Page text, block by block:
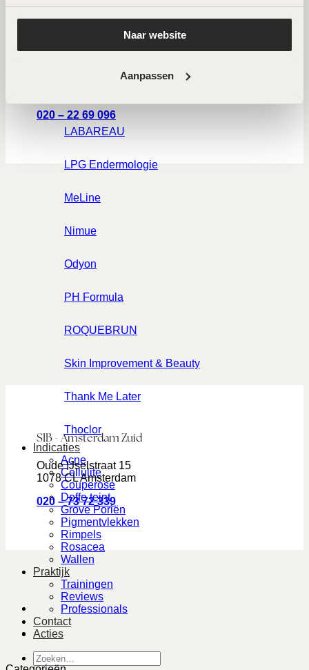
Naar website
Aanpassen
Merken
LABAREAU
LPG Endermologie
MeLine
Nimue
Odyon
PH Formula
ROQUEBRUN
Skin Improvement & Beauty
Thank Me Later
Thoclor
Indicaties
Acne
Cellulite
Couperose
Doffe teint
Grove Poriën
Pigmentvlekken
Rimpels
Rosacea
Wallen
Praktijk
Trainingen
Reviews
Professionals
Contact
Acties
Zoeken
SIB - Amsterdam Noord
Gentiaanstraat 11
020 – 22 69 096
SIB - Amsterdam Zuid
Oude IJselstraat 15
1078 CL Amsterdam
020 – 73 72 339